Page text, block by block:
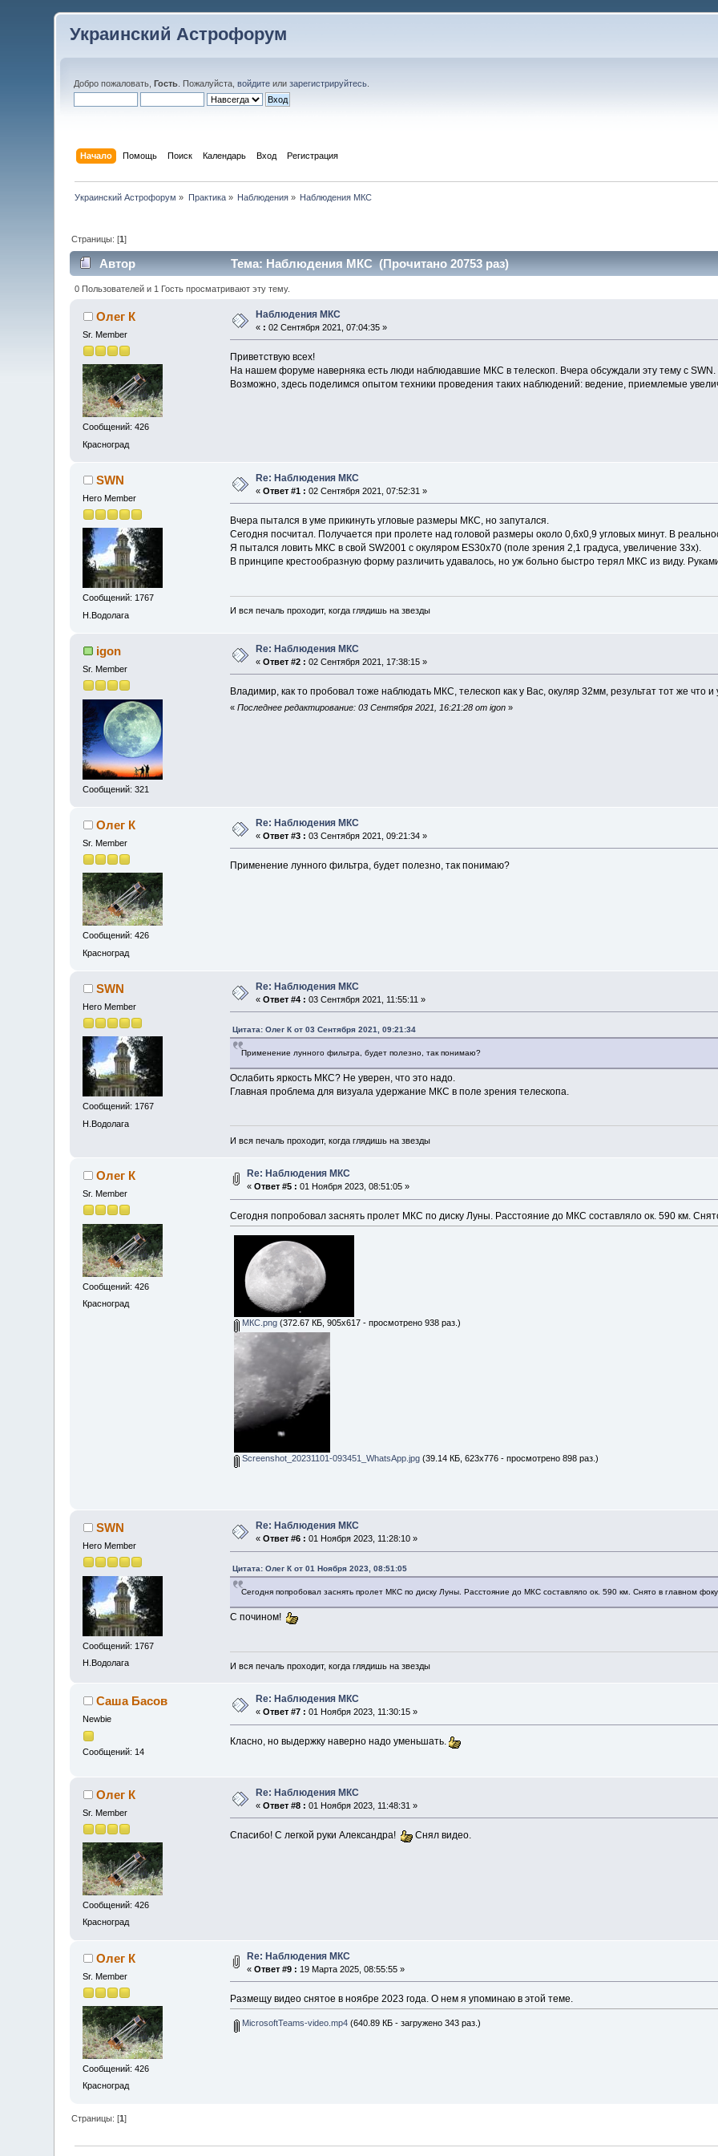
Украинский Астрофорум
Добро пожаловать,Гость . Пожалуйста,войдите илизарегистрируйтесь
Начало Помощь Поиск Календарь Вход Регистрация
Украинский Астрофорум » Практика» Наблюдения » Наблюдения МКС
Страницы: [1]
Автор Тема: Наблюдения МКС (Прочитано 20753 раз)
0 Пользователей и 1 Гость просматривают эту тему.
Олег К
Sr. Member
Сообщений: 426
Красноград
Наблюдения МКС
« : 02 Сентября 2021, 07:04:35 »
Приветствую всех!
На нашем форуме наверняка есть люди наблюдавшие МКС в телескоп. Вчера обсуждали эту тему с
Возможно, здесь поделимся опытом техники проведения таких наблюдений: ведение, приемлемые
SWN
Hero Member
Сообщений: 1767
Н.Водолага
Re: Наблюдения МКС
«Ответ #1 : 02 Сентября 2021, 07:52:31 »
Вчера пытался в уме прикинуть угловые размеры МКС, но запутался.
Сегодня посчитал. Получается при пролете над головой размеры около 0,6х0,9 угловых минут. В
Я пытался ловить МКС в свой SW2001 с окуляром ES30x70 (поле зрения 2,1 градуса, увеличение 33х).
В принципе крестообразную форму различить удавалось, но уж больно быстро терял МКС из виду.
И вся печаль проходит, когда глядишь на звезды
igon
Sr. Member
Сообщений: 321
Re: Наблюдения МКС
«Ответ #2 : 02 Сентября 2021, 17:38:15 »
Владимир, как то пробовал тоже наблюдать МКС, телескоп как у Вас, окуляр 32мм, результат тот же что и
« Последнее редактирование: 03 Сентября 2021, 16:21:28 от igon»
Олег К
Sr. Member
Сообщений: 426
Красноград
Re: Наблюдения МКС
«Ответ #3 : 03 Сентября 2021, 09:21:34 »
Применение лунного фильтра, будет полезно, так понимаю?
SWN
Hero Member
Сообщений: 1767
Н.Водолага
Re: Наблюдения МКС
«Ответ #4 : 03 Сентября 2021, 11:55:11 »
Цитата: Олег К от 03 Сентября 2021, 09:21:34
Применение лунного фильтра, будет полезно, так понимаю?
Ослабить яркость МКС? Не уверен, что это надо.
Главная проблема для визуала удержание МКС в поле зрения телескопа.
И вся печаль проходит, когда глядишь на звезды
Олег К
Sr. Member
Сообщений: 426
Красноград
Re: Наблюдения МКС
«Ответ #5 : 01 Ноября 2023, 08:51:05 »
Сегодня попробовал заснять пролет МКС по диску Луны. Расстояние до МКС составляло ок. 590 км.
МКС.png (372.67 КБ, 905x617 - просмотрено 938 раз.)
Screenshot_20231101-093451_WhatsApp.jpg (39.14 КБ, 623x776 - просмотрено 898 раз.)
SWN
Hero Member
Сообщений: 1767
Н.Водолага
Re: Наблюдения МКС
«Ответ #6 : 01 Ноября 2023, 11:28:10 »
Цитата: Олег К от 01 Ноября 2023, 08:51:05
Сегодня попробовал заснять пролет МКС по диску Луны. Расстояние до МКС составляло ок. 590 км. Снято в главном
С почином!
И вся печаль проходит, когда глядишь на звезды
Саша Басов
Newbie
Сообщений: 14
Re: Наблюдения МКС
«Ответ #7 : 01 Ноября 2023, 11:30:15 »
Класно, но выдержку наверно надо уменьшать.
Олег К
Sr. Member
Сообщений: 426
Красноград
Re: Наблюдения МКС
«Ответ #8 : 01 Ноября 2023, 11:48:31 »
Спасибо! С легкой руки Александра! Снял видео.
Олег К
Sr. Member
Сообщений: 426
Красноград
Re: Наблюдения МКС
«Ответ #9 : 19 Марта 2025, 08:55:55 »
Размещу видео снятое в ноябре 2023 года. О нем я упоминаю в этой теме.
MicrosoftTeams-video.mp4 (640.89 КБ - загружено 343 раз.)
Страницы: [1]